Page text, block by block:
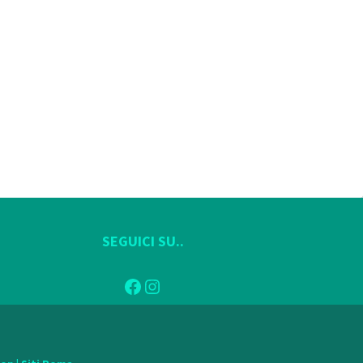
SEGUICI SU..
Facebook
Instagram